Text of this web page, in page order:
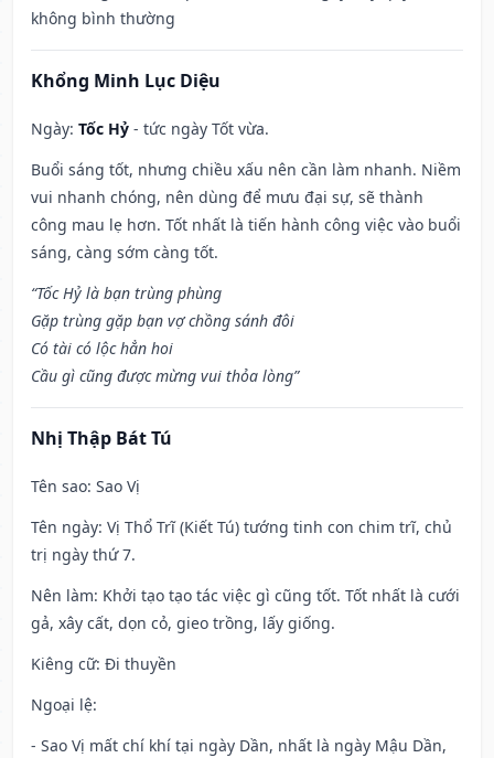
không bình thường
Khổng Minh Lục Diệu
Ngày: Tốc Hỷ - tức ngày Tốt vừa.
Buổi sáng tốt, nhưng chiều xấu nên cần làm nhanh. Niềm
vui nhanh chóng, nên dùng để mưu đại sự, sẽ thành
công mau lẹ hơn. Tốt nhất là tiến hành công việc vào buổi
sáng, càng sớm càng tốt.
“Tốc Hỷ là bạn trùng phùng
Gặp trùng gặp bạn vợ chồng sánh đôi
Có tài có lộc hẳn hoi
Cầu gì cũng được mừng vui thỏa lòng”
Nhị Thập Bát Tú
Tên sao: Sao Vị
Tên ngày: Vị Thổ Trĩ (Kiết Tú) tướng tinh con chim trĩ, chủ
trị ngày thứ 7.
Nên làm: Khởi tạo tạo tác việc gì cũng tốt. Tốt nhất là cưới
gả, xây cất, dọn cỏ, gieo trồng, lấy giống.
Kiêng cữ: Đi thuyền
Ngoại lệ:
- Sao Vị mất chí khí tại ngày Dần, nhất là ngày Mậu Dần,